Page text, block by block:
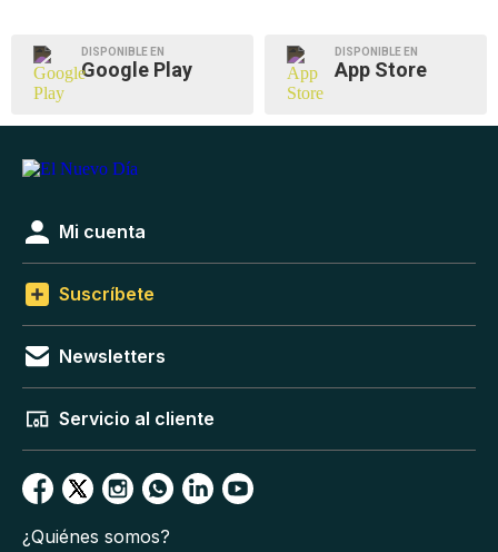
DISPONIBLE EN
Google Play
DISPONIBLE EN
App Store
Mi cuenta
Suscríbete
Newsletters
Servicio al cliente
¿Quiénes somos?